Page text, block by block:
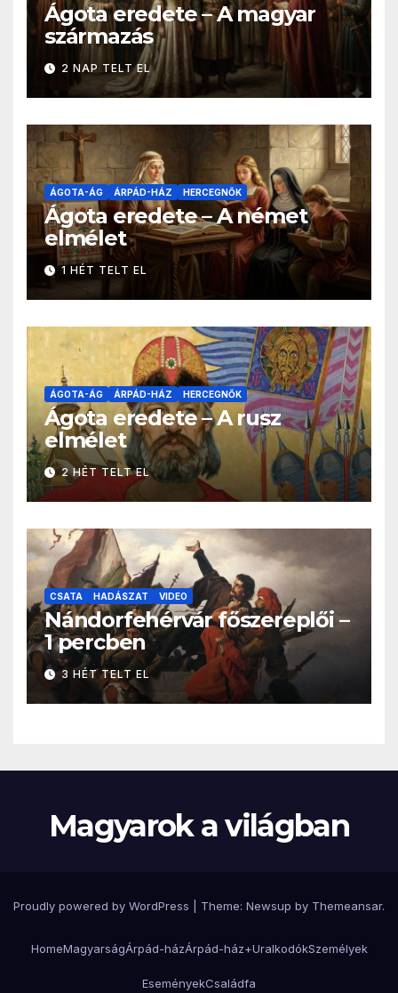
Ágota eredete – A magyar
származás
2 NAP TELT EL
ÁGOTA-ÁG ÁRPÁD-HÁZ HERCEGNŐK
Ágota eredete – A német
elmélet
1 HÉT TELT EL
ÁGOTA-ÁG ÁRPÁD-HÁZ HERCEGNŐK
Ágota eredete – A rusz
elmélet
2 HÉT TELT EL
CSATA HADÁSZAT VIDEO
Nándorfehérvár főszereplői –
1 percben
3 HÉT TELT EL
Magyarok a világban
Proudly powered by WordPress Theme: Newsup by Themeansar.
HomeMagyarságÁrpád-házÁrpád-ház+UralkodókSzemélyek
EseményekCsaládfa